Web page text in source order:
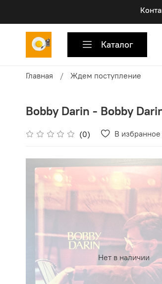
Каталог
Главная Ждем поступление
Bobby Darin - Bobby
(0) В избранное
Нет в наличии